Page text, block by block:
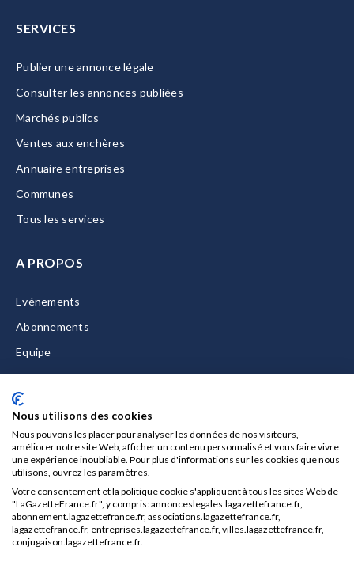
SERVICES
Publier une annonce légale
Consulter les annonces publiées
Marchés publics
Ventes aux enchères
Annuaire entreprises
Communes
Tous les services
A PROPOS
Evénements
Abonnements
Equipe
La Gazette Solutions
Nous contacter
Mentions légales
CGU/CGV
Données personnelles
Nous utilisons des cookies
Nous pouvons les placer pour analyser les données de nos visiteurs,
améliorer notre site Web, afficher un contenu personnalisé et vous faire vivre
une expérience inoubliable. Pour plus d'informations sur les cookies que nous
utilisons, ouvrez les paramètres.
Votre consentement et la politique cookie s'appliquent à tous les sites Web de
"LaGazetteFrance.fr", y compris: annonceslegales.lagazettefrance.fr,
abonnement.lagazettefrance.fr, associations.lagazettefrance.fr,
lagazettefrance.fr, entreprises.lagazettefrance.fr, villes.lagazettefrance.fr,
conjugaison.lagazettefrance.fr.